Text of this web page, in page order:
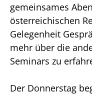
gemeinsames
österreichischen
Gelegenheit
mehr über die
Seminars zu
Der Donnerstag